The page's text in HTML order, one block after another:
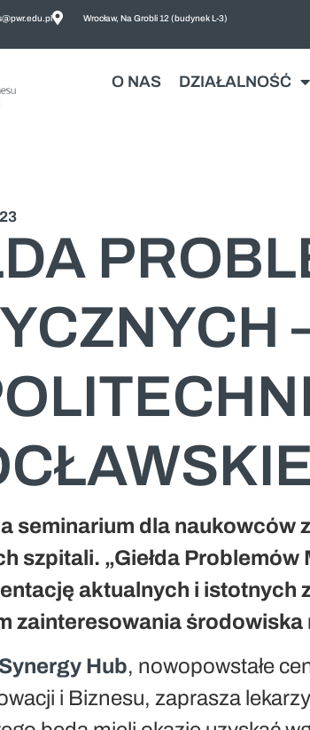
Wrocław, Na Grobli 12 (budynek L-3)
O NAS DZIAŁALNOŚĆ
seminarium dla naukowców
szpitali. „Giełda
aktualnych i istotnych
zainteresowania środowiska
Hub, nowopowstałe
i Biznesu, zaprasza